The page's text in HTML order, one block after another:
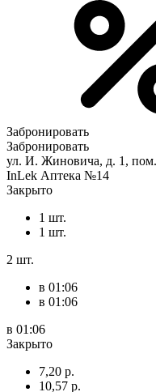
Забронировать
Забронировать
ул. И. Жиновича, д. 1,
InLek Аптека №14
Закрыто
1 шт.
1 шт.
2 шт.
в 01:06
в 01:06
в 01:06
Закрыто
7,20 р.
10,57 р.